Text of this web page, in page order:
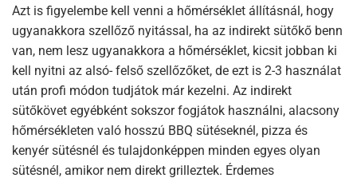
Azt is figyelembe kell venni a hőmérséklet állításnál, hogy
ugyanakkora szellőző nyitással, ha az indirekt sütőkő benn
van, nem lesz ugyanakkora a hőmérséklet, kicsit jobban ki
kell nyitni az alsó- felső szellőzőket, de ezt is 2-3 használat
után profi módon tudjátok már kezelni. Az indirekt
sütőkövet egyébként sokszor fogjátok használni, alacsony
hőmérsékleten való hosszú BBQ sütéseknél, pizza és
kenyér sütésnél és tulajdonképpen minden egyes olyan
sütésnél, amikor nem direkt grilleztek. Érdemes